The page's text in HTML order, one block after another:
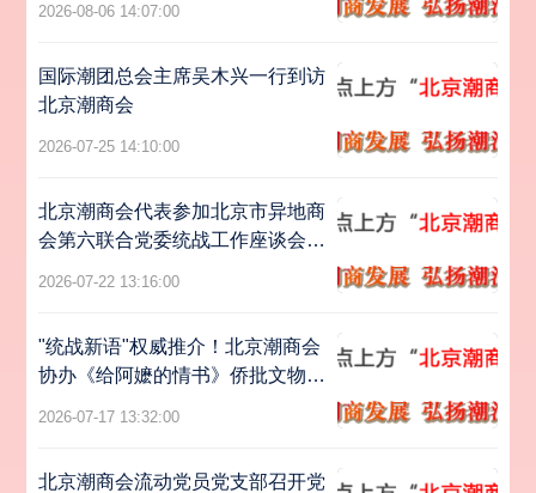
2026-08-06 14:07:00
国际潮团总会主席吴木兴一行到访
北京潮商会
2026-07-25 14:10:00
北京潮商会代表参加北京市异地商
会第六联合党委统战工作座谈会暨
2026-07-22 13:16:00
"统战新语"权威推介！北京潮商会
协办《给阿嬷的情书》侨批文物特
2026-07-17 13:32:00
北京潮商会流动党员党支部召开党